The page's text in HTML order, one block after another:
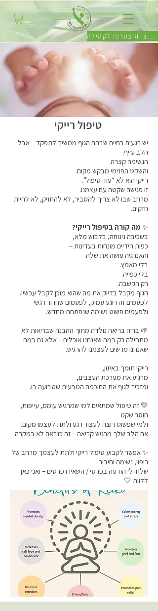
לחצו והצטרפו לקהילה
טיפול רייקי
יש רגעים בחיים שבהם הגוף ממשיך לתפקד – אבל
הלב עייף.
הנשימה קצרה.
והשקט הפנימי מבקש מקום.
רייקי הוא לא “עוד טיפול”.
זו פגישה שקטה עם עצמנו.
מרחב שבו לא צריך להסביר, לא להחזיק, לא להיות
חזקים.
✨ מה קורה בטיפול רייקי?
בשכיבה נינוחה, בלבוש מלא,
כפות הידיים מונחות בעדינות –
והאנרגיה עושה את שלה.
בלי מאמץ.
בלי כפייה.
רק הקשבה.
הגוף מקבל בדיוק את מה שהוא מוכן לקבל עכשיו.
לפעמים זה רוגע עמוק, לפעמים שחרור רגשי
ולפעמים פשוט נשימה שנפתחת מחדש.
🌱 בריה בריאה נולדה מתוך ההבנה שבריאות לא
מתחילה רק במה שאנחנו אוכלים – אלא גם במה
שאנחנו מרשים לעצמנו להרגיש.
רייקי תומך באיזון,
מרגיע את מערכת העצבים,
ומזכיר לגוף את החוכמה הטבעית שטבועה בו.
💛 זה טיפול שמתאים למי שמרגיש עומס, עייפות,
חוסר שקט
ולמי שפשוט רוצה לעצור רגע ולתת לעצמו מקום.
אם הלב שלך מרגיש קריאה – זה כנראה לא במקרה.
✨ אפשר לקבוע טיפול רייקי ולתת לעצמך מרחב של
ריפוי, נשימה וחיבור.
שלחו לי הודעה בפרטי / השאירו פרטים – ואני כאן
ללוות 🤍